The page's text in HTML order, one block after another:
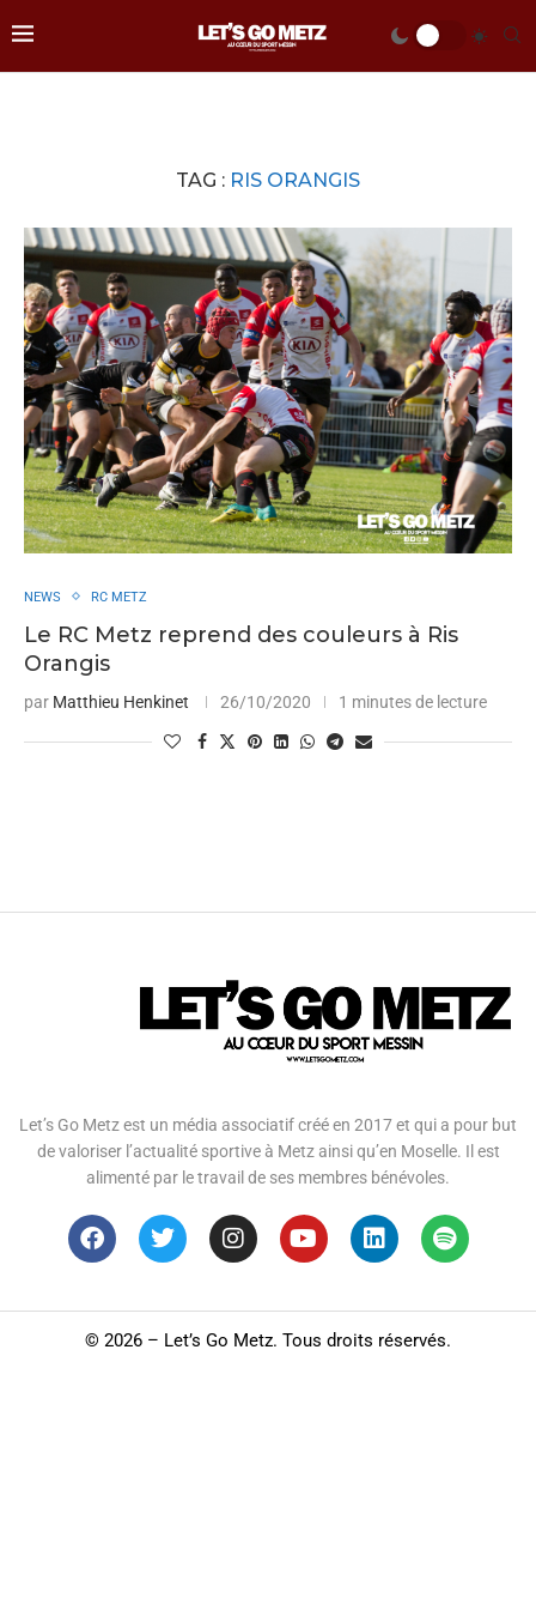
TAG : RIS ORANGIS
NEWS RC METZ
Le RC Metz reprend des couleurs à Ris
Orangis
par Matthieu Henkinet 26/10/2020 1 minutes de lecture
Let’s Go Metz est un média associatif créé en 2017 et qui a pour but
de valoriser l’actualité sportive à Metz ainsi qu’en Moselle. Il est
alimenté par le travail de ses membres bénévoles.
© 2026 – Let’s Go Metz. Tous droits réservés.